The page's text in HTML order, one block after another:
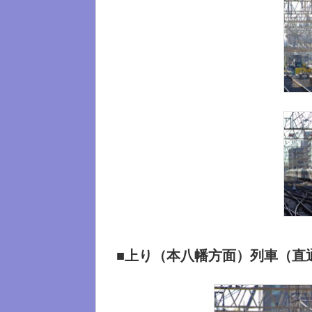
■上り（本八幡方面）列車（直